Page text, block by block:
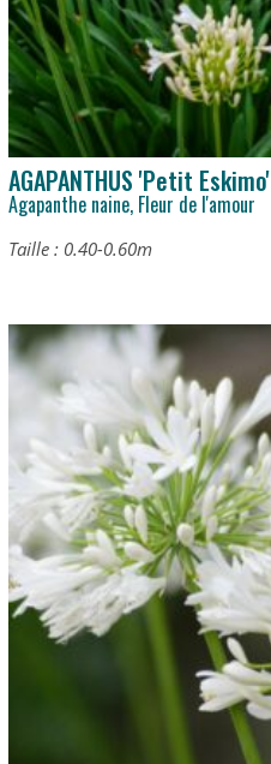
AGAPANTHUS 'Petit Eskimo'
Agapanthe naine, Fleur de l'amour
Taille : 0.40-0.60m